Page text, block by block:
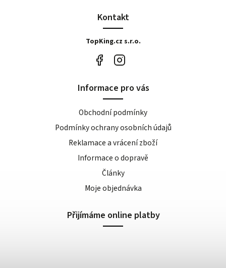
Kontakt
TopKing.cz s.r.o.
Informace pro vás
Obchodní podmínky
Podmínky ochrany osobních údajů
Reklamace a vrácení zboží
Informace o dopravě
Články
Moje objednávka
Přijímáme online platby